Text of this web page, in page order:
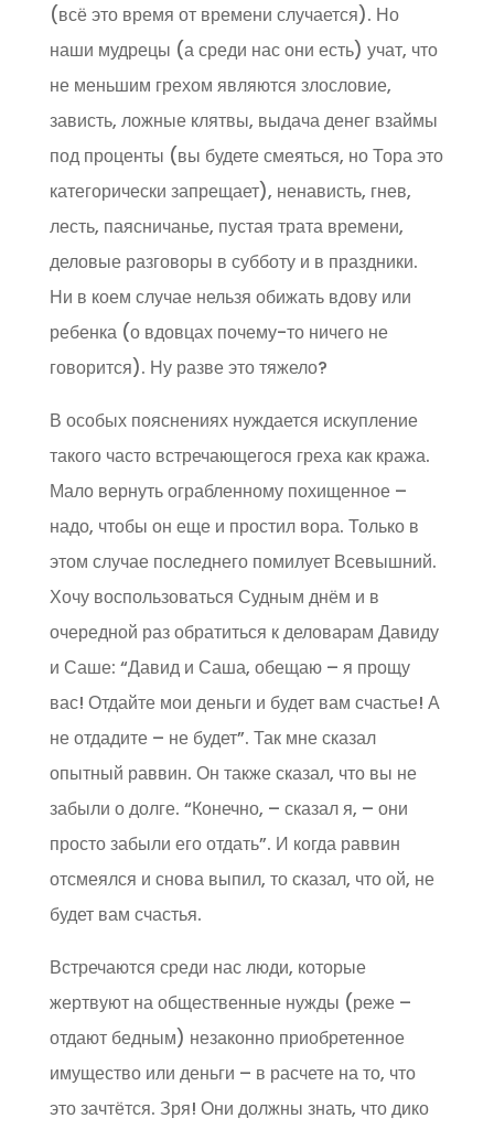
(всё это время от времени случается). Но
наши мудрецы (а среди нас они есть) учат, что
не меньшим грехом являются злословие,
зависть, ложные клятвы, выдача денег взаймы
под проценты (вы будете смеяться, но Тора это
категорически запрещает), ненависть, гнев,
лесть, паясничанье, пустая трата времени,
деловые разговоры в субботу и в праздники.
Ни в коем случае нельзя обижать вдову или
ребенка (о вдовцах почему-то ничего не
говорится). Ну разве это тяжело?
В особых пояснениях нуждается искупление
такого часто встречающегося греха как кража.
Мало вернуть ограбленному похищенное –
надо, чтобы он еще и простил вора. Только в
этом случае последнего помилует Всевышний.
Хочу воспользоваться Судным днём и в
очередной раз обратиться к деловарам Давиду
и Саше: “Давид и Саша, обещаю – я прощу
вас! Отдайте мои деньги и будет вам счастье! А
не отдадите – не будет”. Так мне сказал
опытный раввин. Он также сказал, что вы не
забыли о долге. “Конечно, – сказал я, – они
просто забыли его отдать”. И когда раввин
отсмеялся и снова выпил, то сказал, что ой, не
будет вам счастья.
Встречаются среди нас люди, которые
жертвуют на общественные нужды (реже –
отдают бедным) незаконно приобретенное
имущество или деньги – в расчете на то, что
это зачтётся. Зря! Они должны знать, что дико